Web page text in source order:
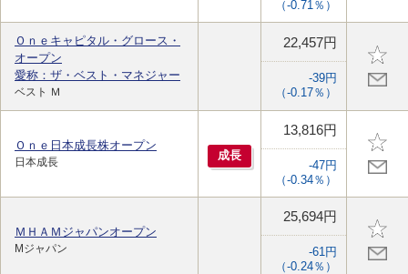
（-0.71％）
Ｏｎｅキャピタル・グロース・
オープン
愛称：ザ・ベスト・マネジャー
ベスト Ｍ
22,457円
-39円
（-0.17％）
Ｏｎｅ日本成長株オープン
日本成長 成長
13,816円
-47円
（-0.34％）
ＭＨＡＭジャパンオープン
Mジャパン
25,694円
-61円
（-0.24％）